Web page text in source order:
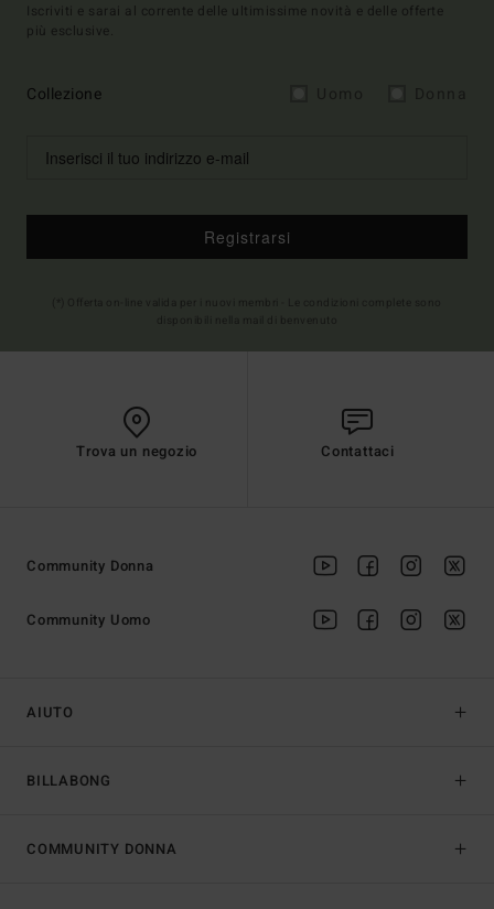
Iscriviti e sarai al corrente delle ultimissime novità e delle offerte
più esclusive.
Collezione
Registrarsi
Trova un negozio Contattaci
AIUTO
BILLABONG
Community Donna
Community Uomo
COMMUNITY DONNA